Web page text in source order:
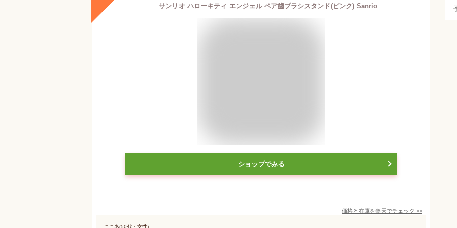
サンリオ ハローキティ エンジェル ペア歯ブラシスタンド(ピンク) Sanrio
ショップでみる
価格と在庫を楽天でチェック >>
ここあ(50代・女性)